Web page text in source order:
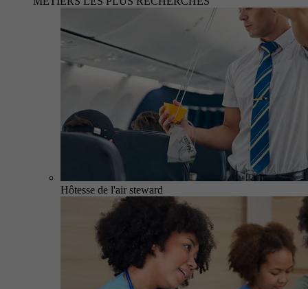
Hôtesse de l'air steward